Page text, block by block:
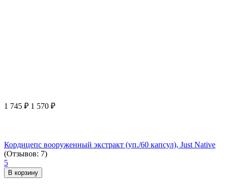
1 745 ₽ 1 570 ₽
Кордицепс вооруженный экстракт (уп./60 капсул), Just Native
(Отзывов: 7)
5
В корзину